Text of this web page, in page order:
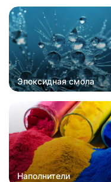
Эпоксидная смола
Наполнители